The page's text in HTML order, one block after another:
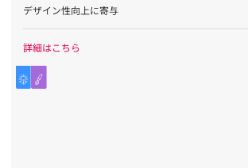
デザイン性向上に寄与
詳細はこちら